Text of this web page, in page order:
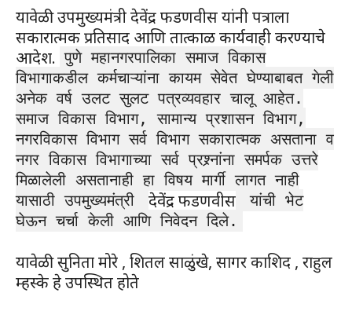
यावेळी उपमुख्यमंत्री देवेंद्र फडणवीस यांनी पत्राला
सकारात्मक प्रतिसाद आणि तात्काळ कार्यवाही करण्याचे
आदेश. पुणे महानगरपालिका समाज विकास
विभागाकडील कर्मचाऱ्यांना कायम सेवेत घेण्याबाबत गेली
अनेक वर्ष उलट सुलट पत्रव्यवहार चालू आहेत.
समाज विकास विभाग, सामान्य प्रशासन विभाग,
नगरविकास विभाग सर्व विभाग सकारात्मक असताना व
नगर विकास विभागाच्या सर्व प्रश्र्नांना समर्पक उत्तरे
मिळालेली असतानाही हा विषय मार्गी लागत नाही
यासाठी उपमुख्यमंत्री
देवेंद्र फडणवीस
यांची भेट
घेऊन चर्चा केली आणि निवेदन दिले.
यावेळी सुनिता मोरे , शितल साळुंखे, सागर काशिद , राहुल
म्हस्के हे उपस्थित होते